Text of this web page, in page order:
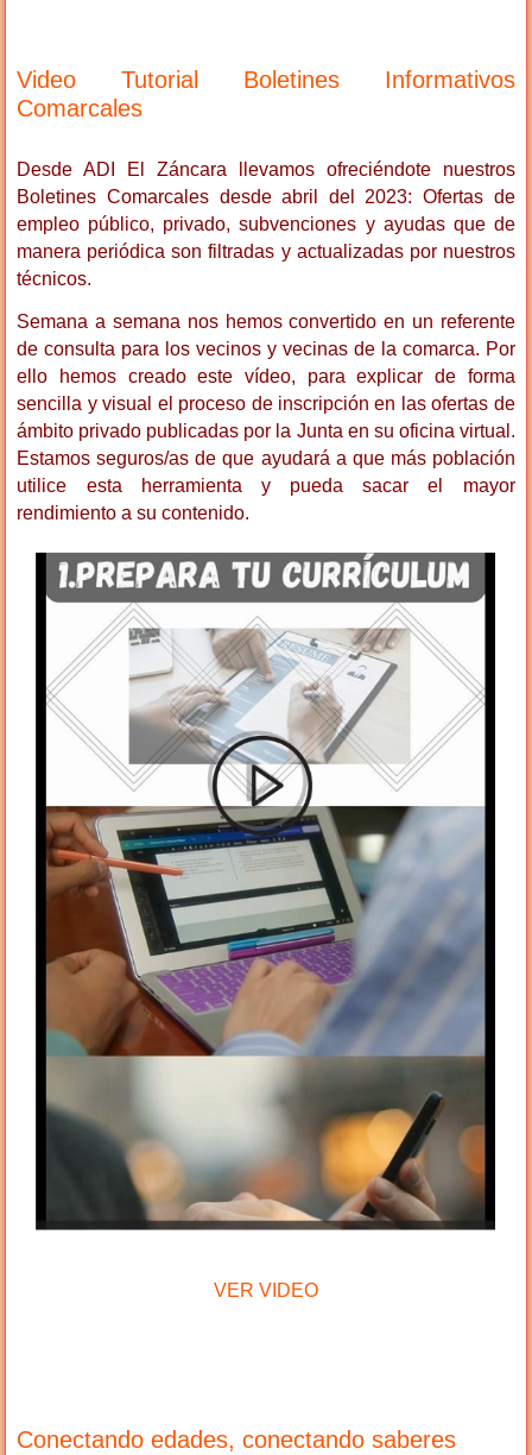
Video Tutorial Boletines Informativos
Comarcales
Desde ADI El Záncara llevamos ofreciéndote nuestros
Boletines Comarcales desde abril del 2023: Ofertas de
empleo público, privado, subvenciones y ayudas que de
manera periódica son filtradas y actualizadas por nuestros
técnicos.
Semana a semana nos hemos convertido en un referente
de consulta para los vecinos y vecinas de la comarca. Por
ello hemos creado este vídeo, para explicar de forma
sencilla y visual el proceso de inscripción en las ofertas de
ámbito privado publicadas por la Junta en su oficina virtual.
Estamos seguros/as de que ayudará a que más población
utilice esta herramienta y pueda sacar el mayor
rendimiento a su contenido.
VER VIDEO
Conectando edades, conectando saberes